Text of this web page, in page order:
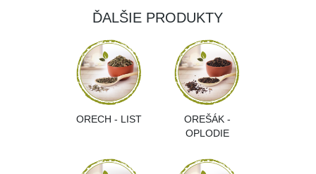
ĎALŠIE PRODUKTY
ORECH - LIST
OREŠÁK -
OPLODIE